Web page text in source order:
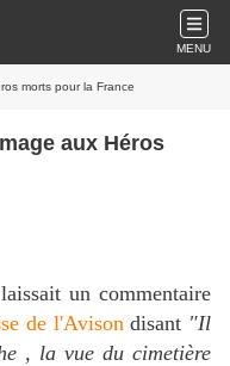
MENU
morts pour la France
aux Héros
un commentaire
de l'Avisondisant "Il
, la vue du cimetière